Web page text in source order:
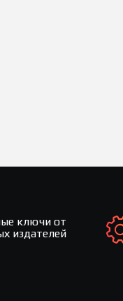
ключи от
издателей